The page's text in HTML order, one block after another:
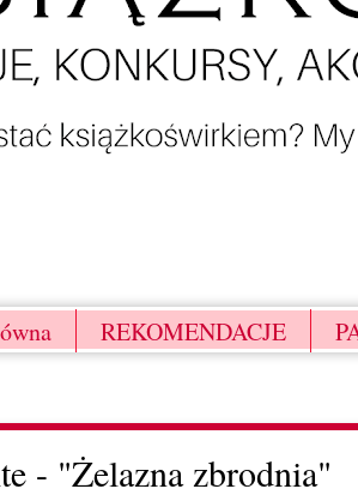
REKOMENDACJE
- "Żelazna zbrodnia"